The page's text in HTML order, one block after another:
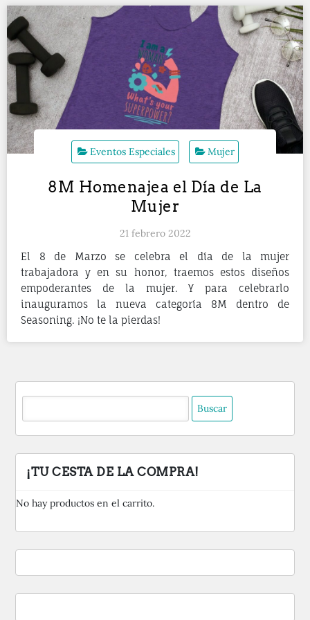
Eventos Especiales Mujer
8M Homenajea el Día de La
Mujer
21 febrero 2022
El 8 de Marzo se celebra el día de la mujer
trabajadora y en su honor, traemos estos diseños
empoderantes de la mujer. Y para celebrarlo
inauguramos la nueva categoría 8M dentro de
Seasoning. ¡No te la pierdas!
¡TU CESTA DE LA COMPRA!
No hay productos en el carrito.